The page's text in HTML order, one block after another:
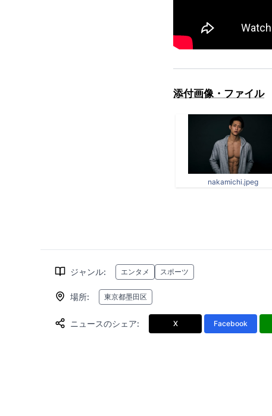
添付画像・ファイル
nakamichi.jpeg
ジャンル: エンタメ スポーツ
場所: 東京都墨田区
ニュースのシェア: X Facebook